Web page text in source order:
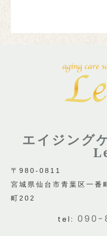
エイジング
〒980-0811
宮城県仙台市青葉区一
町202
tel: 090-